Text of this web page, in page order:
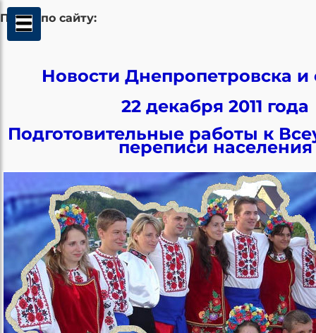
Поиск по сайту:
Новости Днепропетровска и
22 декабря 2011 года
Подготовительные работы к
переписи населения